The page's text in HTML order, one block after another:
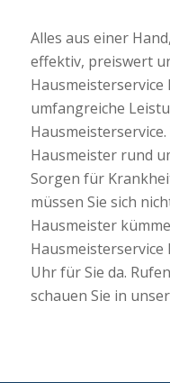
Alles aus einer
effektiv, preiswert
umfangreiche
Hausmeister rund
Sorgen für
müssen Sie sich
Hausmeister
Uhr für Sie da.
schauen Sie in